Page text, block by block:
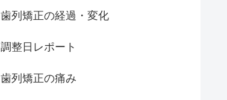
歯列矯正の経過・変化
調整日レポート
歯列矯正の痛み